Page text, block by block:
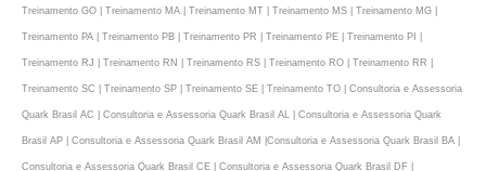
Treinamento GO | Treinamento MA | Treinamento MT | Treinamento MS | Treinamento MG |
Treinamento PA | Treinamento PB | Treinamento PR | Treinamento PE | Treinamento PI |
Treinamento RJ | Treinamento RN | Treinamento RS | Treinamento RO | Treinamento RR |
Treinamento SC | Treinamento SP | Treinamento SE | Treinamento TO | Consultoria e Assessoria
Quark Brasil AC | Consultoria e Assessoria Quark Brasil AL | Consultoria e Assessoria Quark
Brasil AP | Consultoria e Assessoria Quark Brasil AM |Consultoria e Assessoria Quark Brasil BA |
Consultoria e Assessoria Quark Brasil CE | Consultoria e Assessoria Quark Brasil DF |